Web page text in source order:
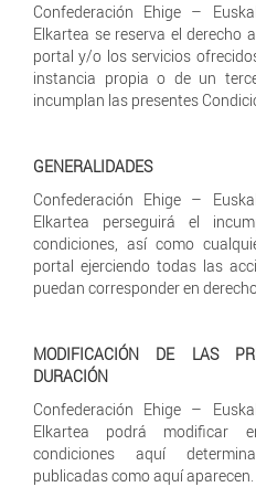
Confederación Ehige –
Elkartea se reserva el derecho
portal y/o los servicios
instancia propia o de un
incumplan las presentes
GENERALIDADES
Confederación Ehige –
Elkartea perseguirá el
condiciones, así como
portal ejerciendo todas las
puedan corresponder en
MODIFICACIÓN DE LAS
DURACIÓN
Confederación Ehige –
Elkartea podrá modificar
condiciones aquí
publicadas como aquí aparecen.